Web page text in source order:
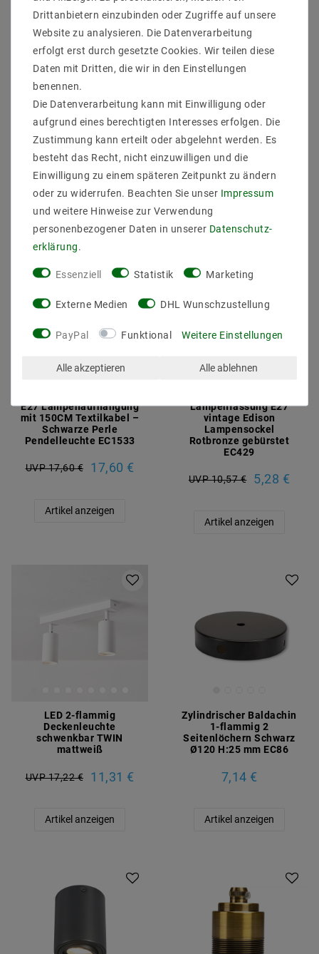
LED 2-flammig
Deckenleuchte
schwenkbar TWIN
schwarz
UVP 17,22 € 11,31 €
Artikel anzeigen
LED 4-flammig
schwenkbare
Deckenleuchte |
Deckenspots schwarz
UVP 30,28 € 26,11 €
Artikel anzeigen
E27 Lampenaufhängung
mit 150CM Textilkabel –
Schwarze Perle
Pendelleuchte EC1533
UVP 17,60 € 17,60 €
Artikel anzeigen
Lampenfassung E27
vintage Edison
Lampensockel
Rotbronze gebürstet
EC429
UVP 10,57 € 5,28 €
Artikel anzeigen
LED 2-flammig
Deckenleuchte
schwenkbar TWIN
mattweiß
UVP 17,22 € 11,31 €
Artikel anzeigen
Zylindrischer Baldachin
1-flammig 2
Seitenlöchern Schwarz
Ø120 H:25 mm EC86
7,14 €
Artikel anzeigen
Drittanbietern einzubinden oder Zugriffe auf unsere
Website zu analysieren. Die Datenverarbeitung
erfolgt erst durch gesetzte Cookies. Wir teilen diese
Daten mit Dritten, die wir in den Einstellungen
benennen.
Die Datenverarbeitung kann mit Einwilligung oder
aufgrund eines berechtigten Interesses erfolgen. Die
Zustimmung kann erteilt oder abgelehnt werden. Es
besteht das Recht, nicht einzuwilligen und die
Einwilligung zu einem späteren Zeitpunkt zu ändern
oder zu widerrufen. Beachten Sie unser Impressum
und weitere Hinweise zur Verwendung
personenbezogener Daten in unserer Daten­schutz­
erklärung
Essenziell Statistik Marketing
Externe Medien DHL Wunschzustellung
PayPal Funktional Weitere Einstellungen
Alle akzeptieren Alle ablehnen